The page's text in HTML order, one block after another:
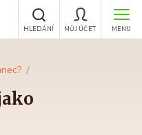
MENU
MŮJ ÚČET
HLEDÁNÍ